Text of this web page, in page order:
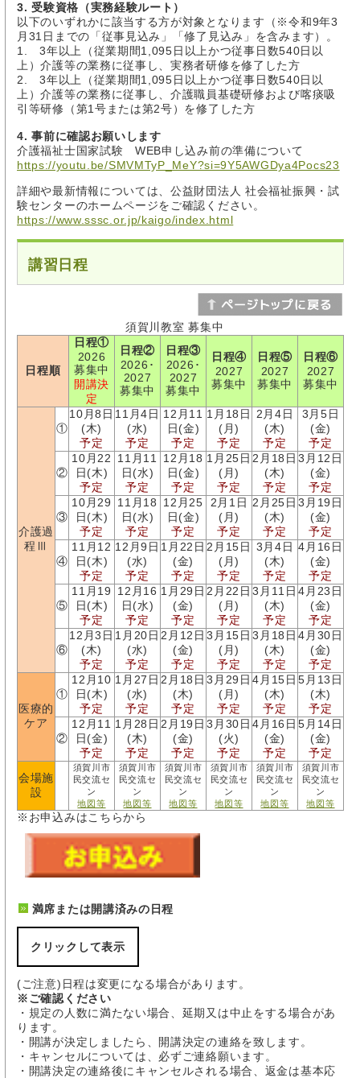
3. 受験資格（実務経験ルート）
以下のいずれかに該当する方が対象となります（※令和9年3
月31日までの「従事見込み」「修了見込み」を含みます）。
1. 3年以上（従業期間1,095日以上かつ従事日数540日以
上）介護等の業務に従事し、実務者研修を修了した方
2. 3年以上（従業期間1,095日以上かつ従事日数540日以
上）介護等の業務に従事し、介護職員基礎研修および喀痰吸
引等研修（第1号または第2号）を修了した方
4. 事前に確認お願いします
介護福祉士国家試験 WEB申し込み前の準備について
https://youtu.be/SMVMTyP_MeY?si=9Y5AWGDya4Pocs23
詳細や最新情報については、公益財団法人 社会福祉振興・試
験センターのホームページをご確認ください。
https://www.sssc.or.jp/kaigo/index.html
講習日程
須賀川教室 募集中
日程順
日程①
2026
募集中
開講決
定
日程②
2026･
2027
募集中
日程③
2026･
2027
募集中
日程④
2027
募集中
日程⑤
2027
募集中
日程⑥
2027
募集中
介護過
程Ⅲ
①
10月8日
(木)
予定
11月4日
(水)
予定
12月11
日(金)
予定
1月18日
(月)
予定
2月4日
(木)
予定
3月5日
(金)
予定
②
10月22
日(木)
予定
11月11
日(水)
予定
12月18
日(金)
予定
1月25日
(月)
予定
2月18日
(木)
予定
3月12日
(金)
予定
③
10月29
日(木)
予定
11月18
日(水)
予定
12月25
日(金)
予定
2月1日
(月)
予定
2月25日
(木)
予定
3月19日
(金)
予定
④
11月12
日(木)
予定
12月9日
(水)
予定
1月22日
(金)
予定
2月15日
(月)
予定
3月4日
(木)
予定
4月16日
(金)
予定
⑤
11月19
日(木)
予定
12月16
日(水)
予定
1月29日
(金)
予定
2月22日
(月)
予定
3月11日
(木)
予定
4月23日
(金)
予定
⑥
12月3日
(木)
予定
1月20日
(水)
予定
2月12日
(金)
予定
3月15日
(月)
予定
3月18日
(木)
予定
4月30日
(金)
予定
医療的
ケア
①
12月10
日(木)
予定
1月27日
(水)
予定
2月18日
(木)
予定
3月29日
(月)
予定
4月15日
(木)
予定
5月13日
(木)
予定
②
12月11
日(金)
予定
1月28日
(木)
予定
2月19日
(金)
予定
3月30日
(火)
予定
4月16日
(金)
予定
5月14日
(金)
予定
会場施
設
須賀川市
民交流セ
ン
地図等
須賀川市
民交流セ
ン
地図等
須賀川市
民交流セ
ン
地図等
須賀川市
民交流セ
ン
地図等
須賀川市
民交流セ
ン
地図等
須賀川市
民交流セ
ン
地図等
※お申込みはこちらから
満席または開講済みの日程
クリックして表示
(ご注意)日程は変更になる場合があります。
※ご確認ください
・規定の人数に満たない場合、延期又は中止をする場合があ
ります。
・開講が決定しましたら、開講決定の連絡を致します。
・キャンセルについては、必ずご連絡願います。
・開講決定の連絡後にキャンセルされる場合、返金は基本応